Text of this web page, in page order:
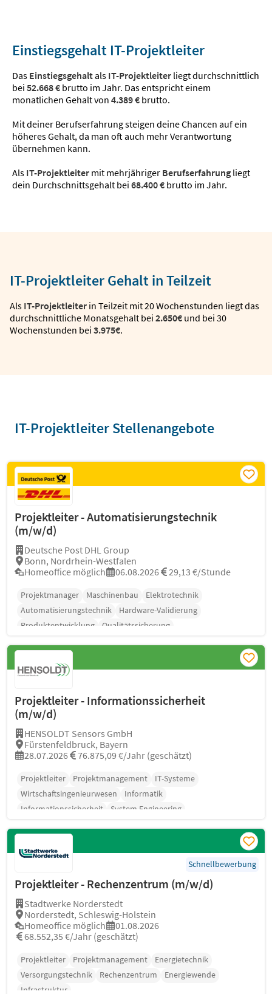
Einstiegsgehalt IT-Projektleiter
Das Einstiegsgehaltals IT-Projektleiter liegt durchschnittlich
bei 52.668 € brutto im Jahr. Das entspricht einem
monatlichen Gehalt von 4.389 € brutto.
Mit deiner Berufserfahrung steigen deine Chancen auf ein
höheres Gehalt, da man oft auch mehr Verantwortung
übernehmen kann.
Als IT-Projektleiter mit mehrjähriger Berufserfahrung liegt
dein Durchschnittsgehalt bei 68.400 € brutto im Jahr.
IT-Projektleiter Gehalt in Teilzeit
Als IT-Projektleiter in Teilzeit mit 20 Wochenstunden liegt das
durchschnittliche Monatsgehalt bei 2.650€ und bei 30
Wochenstunden bei 3.975€.
IT-Projektleiter Stellenangebote
Projektleiter - Automatisierungstechnik
(m/w/d)
Deutsche Post DHL Group
Bonn, Nordrhein-Westfalen
Homeoffice möglich
06.08.2026 29,13 €/Stunde
Projektmanager Maschinenbau
Elektrotechnik
Automatisierungstechnik
Hardware-Validierung
Produktentwicklung
Qualitätssicherung
Projektleiter - Informationssicherheit
(m/w/d)
HENSOLDT Sensors GmbH
Fürstenfeldbruck, Bayern
28.07.2026
76.875,09 €/Jahr (geschätzt)
Projektleiter Projektmanagement
IT-Systeme
Wirtschaftsingenieurwesen
Informatik
Informationssicherheit
System Engineering
Schnellbewerbung
Projektleiter - Rechenzentrum (m/w/d)
Stadtwerke Norderstedt
Norderstedt, Schleswig-Holstein
Homeoffice möglich
01.08.2026
68.552,35 €/Jahr (geschätzt)
Projektleiter Projektmanagement
Energietechnik
Versorgungstechnik
Rechenzentrum
Energiewende
Infrastruktur